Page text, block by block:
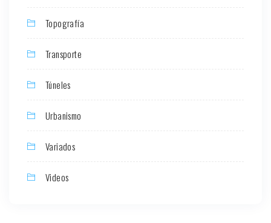
Topografía
Transporte
Túneles
Urbanismo
Variados
Videos